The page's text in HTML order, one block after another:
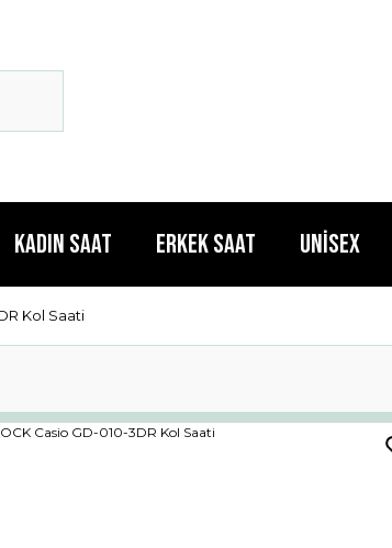
Kadın Saat Erkek Saat Unisex
Kol Saati